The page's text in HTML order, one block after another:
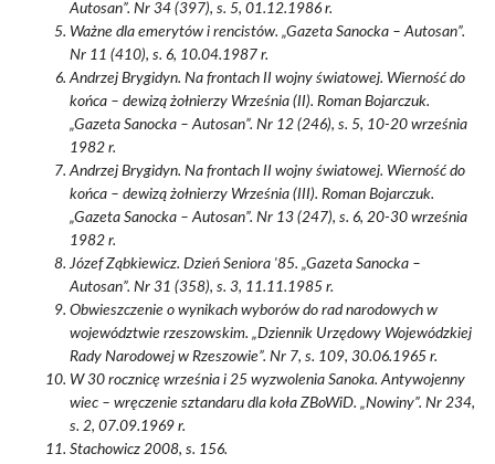
Autosan”. Nr 34 (397), s. 5, 01.12.1986 r.
Ważne dla emerytów i rencistów. „Gazeta Sanocka – Autosan”.
Nr 11 (410), s. 6, 10.04.1987 r.
Andrzej Brygidyn. Na frontach II wojny światowej. Wierność do
końca – dewizą żołnierzy Września (II). Roman Bojarczuk.
„Gazeta Sanocka – Autosan”. Nr 12 (246), s. 5, 10-20 września
1982 r.
Andrzej Brygidyn. Na frontach II wojny światowej. Wierność do
końca – dewizą żołnierzy Września (III). Roman Bojarczuk.
„Gazeta Sanocka – Autosan”. Nr 13 (247), s. 6, 20-30 września
1982 r.
Józef Ząbkiewicz. Dzień Seniora '85. „Gazeta Sanocka –
Autosan”. Nr 31 (358), s. 3, 11.11.1985 r.
Obwieszczenie o wynikach wyborów do rad narodowych w
województwie rzeszowskim. „Dziennik Urzędowy Wojewódzkiej
Rady Narodowej w Rzeszowie”. Nr 7, s. 109, 30.06.1965 r.
W 30 rocznicę września i 25 wyzwolenia Sanoka. Antywojenny
wiec – wręczenie sztandaru dla koła ZBoWiD. „Nowiny”. Nr 234,
s. 2, 07.09.1969 r.
Stachowicz 2008, s. 156.